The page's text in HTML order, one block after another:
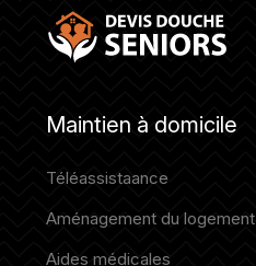
Maintien à domicile
Téléassistaance
Aménagement du logement
Aides médicales